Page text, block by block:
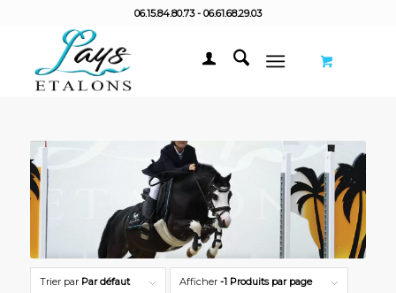
06.15.84.80.73 - 06.61.68.29.03
Trier par Par défaut Afficher -1 Produits par page